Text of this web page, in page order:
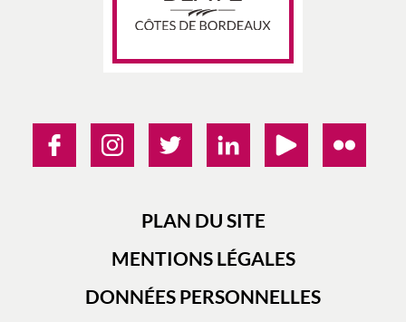
PLAN DU SITE
MENTIONS LÉGALES
DONNÉES PERSONNELLES